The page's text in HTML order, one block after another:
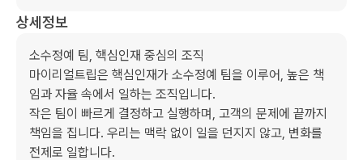
상세정보
소수정예 팀, ​핵심인재 ​중심의 ​조직
마이리얼트립은 핵심인재가 ​소수정예 팀을 이루어, 높은 ​책
임과 ​자율 속에서 ​일하는 조직입니다.
작은 팀이 ​빠르게 결정하고 ​실행하며, ​고객의 문제에 ​끝까지 ​
책임을 ​집니다. 우리는 맥락 ​없이 ​일을 던지지 않고, ​변화를 ​
전제로 ​일합니다.